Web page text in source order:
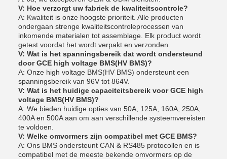
V: Hoe verzorgt uw fabriek de kwaliteitscontrole?
A: Kwaliteit is onze hoogste prioriteit. Alle producten
ondergaan strenge kwaliteitscontroleprocessen van
inkomende materialen tot assemblage. Elk product wordt
getest voordat het wordt verpakt en verzonden.
V: Wat is het spanningsbereik dat wordt ondersteund
door GCE high voltage BMS(HV BMS)?
A: Onze high voltage BMS(HV BMS) ondersteunt een
spanningsbereik van 96V tot 864V.
V: Wat is het huidige capaciteitsbereik voor GCE high
voltage BMS(HV BMS)?
A: We bieden huidige opties van 50A, 125A, 160A, 250A,
400A en 500A aan om aan verschillende systeemvereisten
te voldoen.
V: Welke omvormers zijn compatibel met GCE BMS?
A: Ons BMS ondersteunt CAN & RS485 protocollen en is
compatibel met de meeste bekende omvormers op de